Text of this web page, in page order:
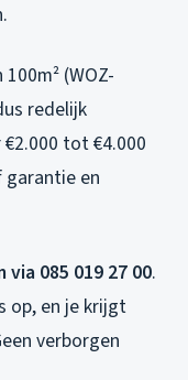
(WOZ-
redelijk
tot €4.000
en
085 019 27 00.
op, en je krijgt
verborgen